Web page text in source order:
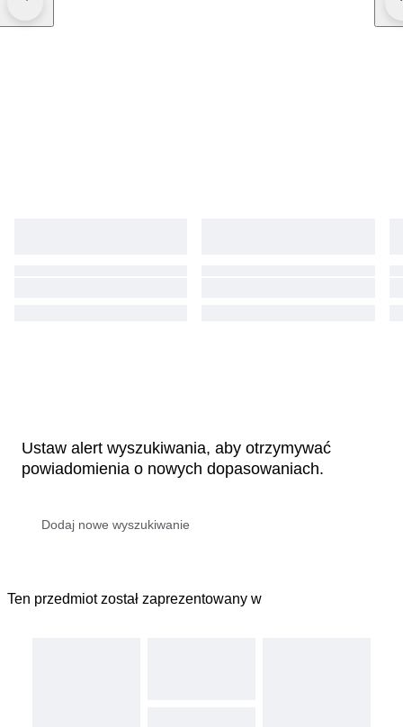
Ustaw alert wyszukiwania, aby otrzymywać
powiadomienia o nowych dopasowaniach.
Ten przedmiot został zaprezentowany w